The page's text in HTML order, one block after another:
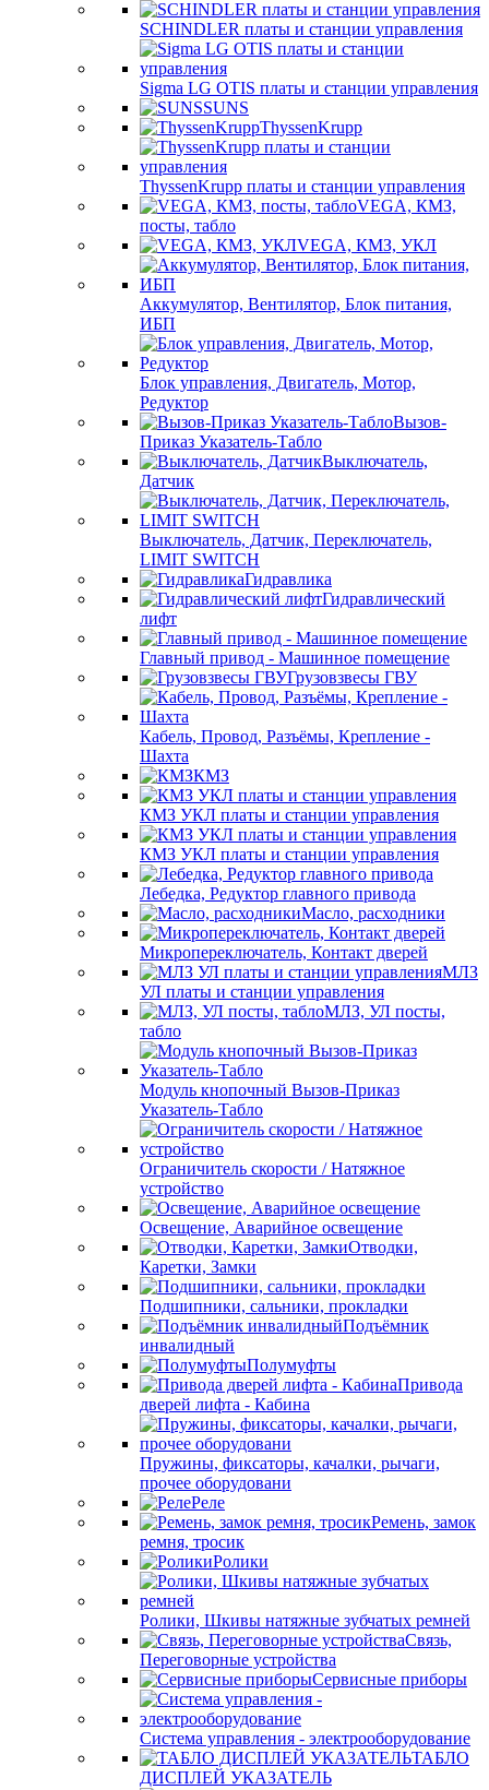
SCHINDLER платы и станции управления
Sigma LG OTIS платы и станции управления
SUNS
ThyssenKrupp
ThyssenKrupp платы и станции управления
VEGА, КМЗ,
посты, табло
VEGА, КМЗ, УКЛ
Аккумулятор, Вентилятор, Блок питания,
ИБП
Блок управления, Двигатель, Мотор,
Редуктор
Вызов-
Приказ Указатель-Табло
Выключатель,
Датчик
Выключатель, Датчик, Переключатель,
LIMIT SWITCH
Гидравлика
Гидравлический
лифт
Главный привод - Машинное помещение
Грузовзвесы ГВУ
Кабель, Провод, Разъёмы, Крепление -
Шахта
КМЗ
КМЗ УКЛ платы и станции управления
КМЗ УКЛ платы и станции управления
Лебедка, Редуктор главного привода
Масло, расходники
Микропереключатель, Контакт дверей
МЛЗ
УЛ платы и станции управления
МЛЗ, УЛ посты,
табло
Модуль кнопочный Вызов-Приказ
Указатель-Табло
Ограничитель скорости / Натяжное
устройство
Освещение, Аварийное освещение
Отводки,
Каретки, Замки
Подшипники, сальники, прокладки
Подъёмник
инвалидный
Полумуфты
Привода
дверей лифта - Кабина
Пружины, фиксаторы, качалки, рычаги,
прочее оборудовани
Реле
Ремень, замок
ремня, тросик
Ролики
Ролики, Шкивы натяжные зубчатых ремней
Связь,
Переговорные устройства
Сервисные приборы
Система управления - электрооборудование
ТАБЛО
ДИСПЛЕЙ УКАЗАТЕЛЬ